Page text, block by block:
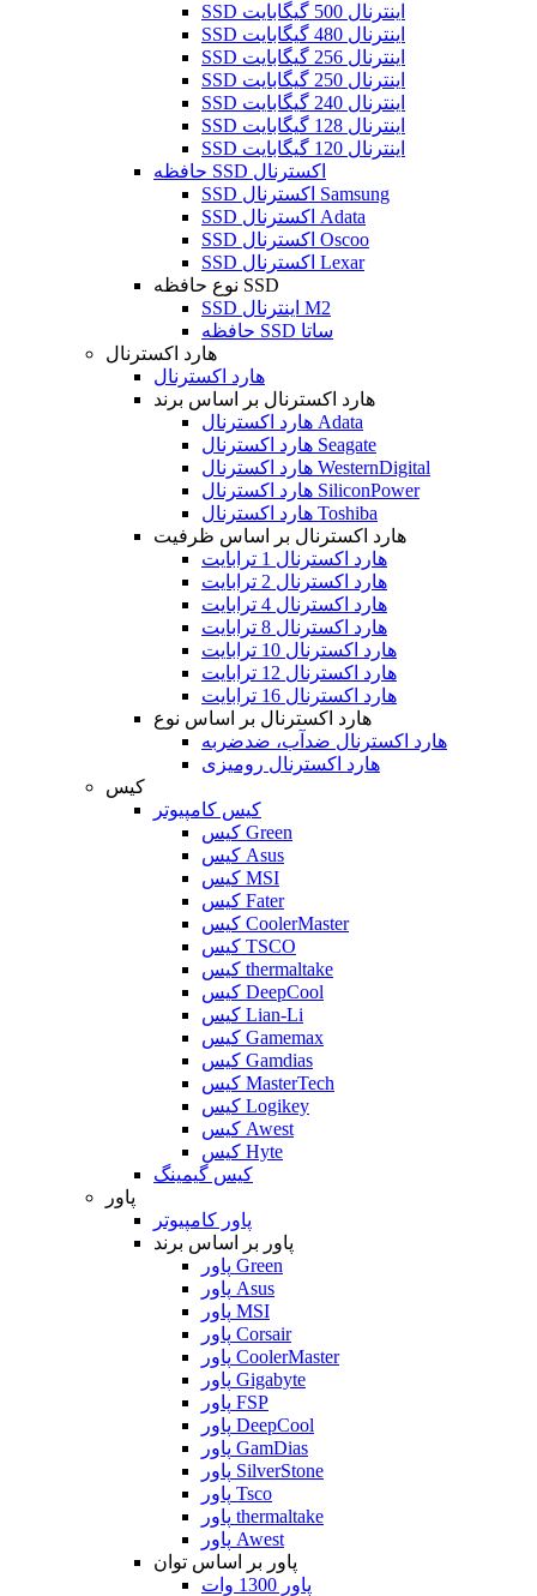
SSD اینترنال 500 گیگابایت
SSD اینترنال 480 گیگابایت
SSD اینترنال 256 گیگابایت
SSD اینترنال 250 گیگابایت
SSD اینترنال 240 گیگابایت
SSD اینترنال 128 گیگابایت
SSD اینترنال 120 گیگابایت
حافظه SSD اکسترنال
SSD اکسترنال Samsung
SSD اکسترنال Adata
SSD اکسترنال Oscoo
SSD اکسترنال Lexar
نوع حافظه SSD
SSD اینترنال M2
حافظه SSD ساتا
هارد اکسترنال
هارد اکسترنال
هارد اکسترنال بر اساس برند
هارد اکسترنال Adata
هارد اکسترنال Seagate
هارد اکسترنال WesternDigital
هارد اکسترنال SiliconPower
هارد اکسترنال Toshiba
هارد اکسترنال بر اساس ظرفیت
هارد اکسترنال 1 ترابایت
هارد اکسترنال 2 ترابایت
هارد اکسترنال 4 ترابایت
هارد اکسترنال 8 ترابایت
هارد اکسترنال 10 ترابایت
هارد اکسترنال 12 ترابایت
هارد اکسترنال 16 ترابایت
هارد اکسترنال بر اساس نوع
هارد اکسترنال ضدآب، ضدضربه
هارد اکسترنال رومیزی
کیس
کیس کامپیوتر
کیس Green
کیس Asus
کیس MSI
کیس Fater
کیس CoolerMaster
کیس TSCO
کیس thermaltake
کیس DeepCool
کیس Lian-Li
کیس Gamemax
کیس Gamdias
کیس MasterTech
کیس Logikey
کیس Awest
کیس Hyte
کیس گیمینگ
پاور
پاور کامپیوتر
پاور بر اساس برند
پاور Green
پاور Asus
پاور MSI
پاور Corsair
پاور CoolerMaster
پاور Gigabyte
پاور FSP
پاور DeepCool
پاور GamDias
پاور SilverStone
پاور Tsco
پاور thermaltake
پاور Awest
پاور بر اساس توان
پاور 1300 وات